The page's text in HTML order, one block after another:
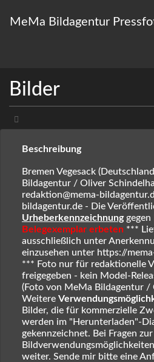
MeMa Bildagentur
Bilder
Beschreibung
Bremen Vegesack
Bildagentur / Oliver
redaktion@mema-
bildagentur.de - Die
Urheberkennzeichnunggegen
Belegexemplar erbeten ***
ausschließlich unter
einzusehen unter https://
*** Foto nur für redaktionelle
freigegeben - kein Model-
(Foto von MeMa Bildagentur /
Weitere
Bilder, die für kommerzielle
werden im "Herunterladen"-
gekennzeichnet. Bei Fragen
weiter. Sende mir bitte eine